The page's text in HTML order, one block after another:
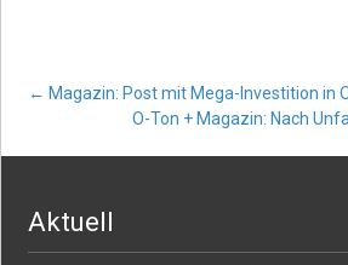
Post
← Magazin: Post mit Mega-Investition in
O-Ton + Magazin: Nach
Aktuell